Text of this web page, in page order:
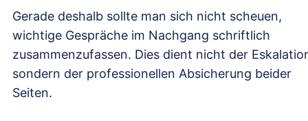
Gerade deshalb sollte man sich nicht scheuen,
wichtige Gespräche im Nachgang schriftlich
zusammenzufassen. Dies dient nicht der
sondern der professionellen Absicherung beider
Seiten.